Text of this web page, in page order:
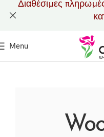
Menu
Διαθέσιμες